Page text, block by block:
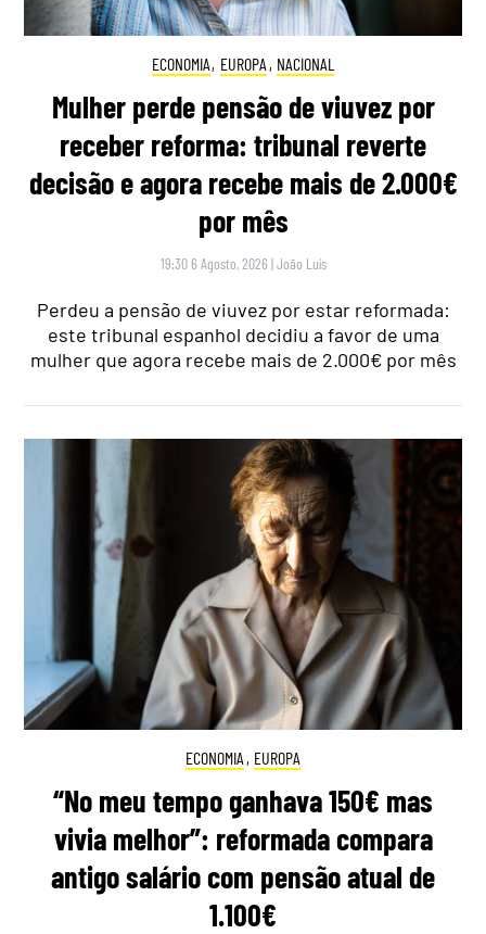
ECONOMIA, EUROPA , NACIONAL
Mulher perde pensão de viuvez por
receber reforma: tribunal reverte
decisão e agora recebe mais de 2.000€
por mês
19:30 6 Agosto, 2026 |João Luís
Perdeu a pensão de viuvez por estar reformada:
este tribunal espanhol decidiu a favor de uma
mulher que agora recebe mais de 2.000€ por mês
ECONOMIA , EUROPA
“No meu tempo ganhava 150€ mas
vivia melhor”: reformada compara
antigo salário com pensão atual de
1.100€